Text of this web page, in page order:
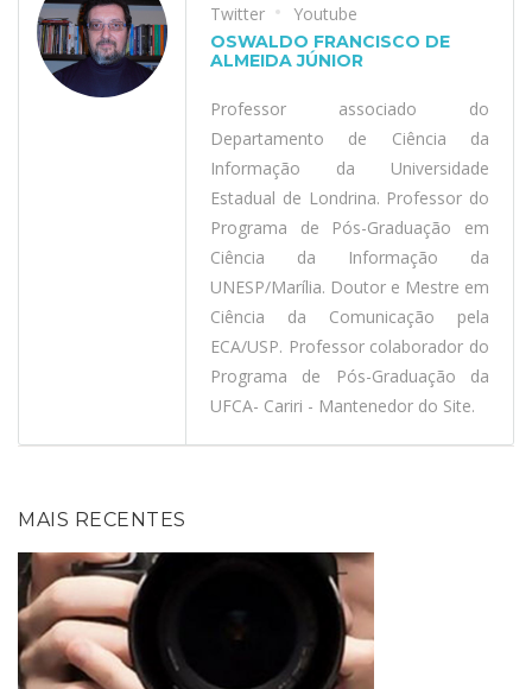
Twitter
Youtube
OSWALDO FRANCISCO DE
ALMEIDA JÚNIOR
Professor associado do
Departamento de Ciência da
Informação da Universidade
Estadual de Londrina. Professor do
Programa de Pós-Graduação em
Ciência da Informação da
UNESP/Marília. Doutor e Mestre em
Ciência da Comunicação pela
ECA/USP. Professor colaborador do
Programa de Pós-Graduação da
UFCA- Cariri - Mantenedor do Site.
MAIS RECENTES